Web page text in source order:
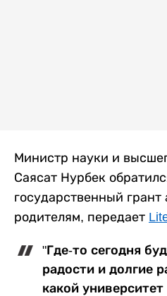
Министр науки и
Саясат Нурбек
государственный
родителям, передает
"Где-то сегодня
радости и долгие
какой